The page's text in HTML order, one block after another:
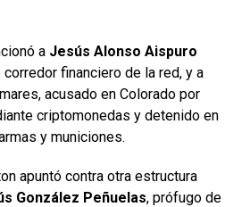
a Jesús Alonso Aispuro
financiero de la red, y a
acusado en Colorado por
criptomonedas y detenido en
y municiones.
apuntó contra otra estructura
González Peñuelas, prófugo de